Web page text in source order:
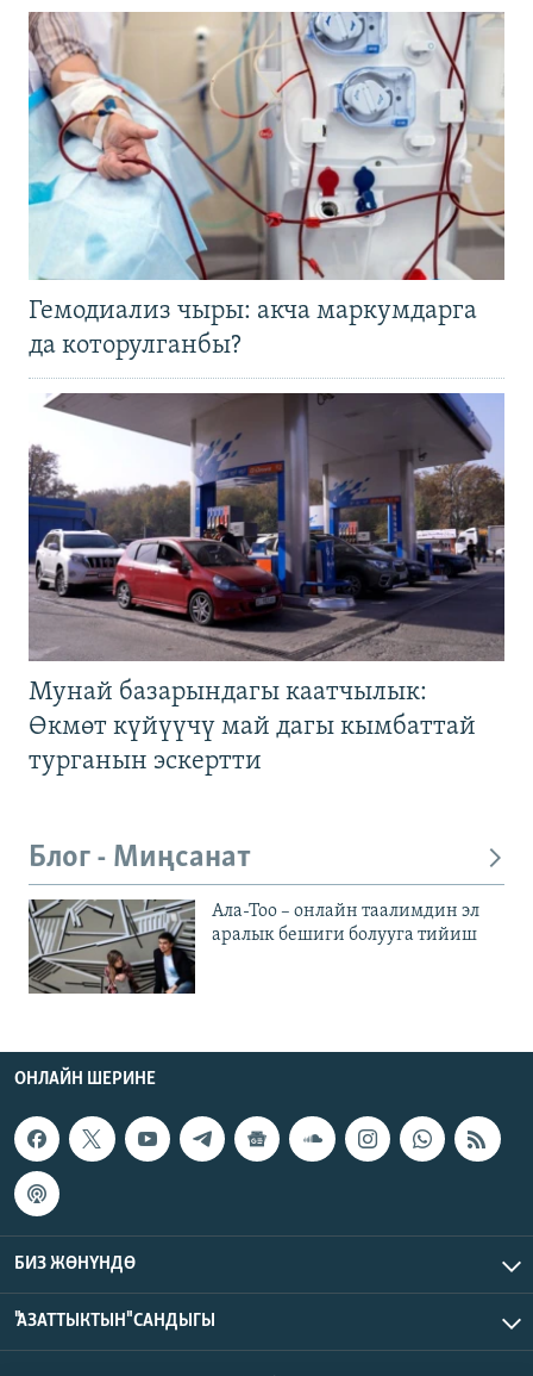
Гемодиализ чыры: акча маркумдарга
да которулганбы?
Мунай базарындагы каатчылык:
Өкмөт күйүүчү май дагы кымбаттай
турганын эскертти
Блог - Миңсанат
Ала-Тоо – онлайн таалимдин эл
аралык бешиги болууга тийиш
ОНЛАЙН ШЕРИНЕ
БИЗ ЖӨНҮНДӨ
"АЗАТТЫКТЫН" САНДЫГЫ